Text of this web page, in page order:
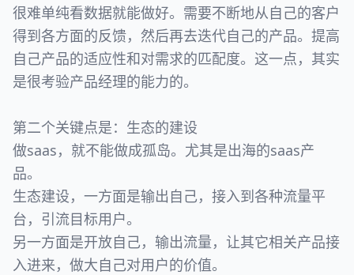
很难单纯看数据就能做好。需要不断地从自己的客户
得到各方面的反馈，然后再去迭代自己的产品。提高
自己产品的适应性和对需求的匹配度。这一点，其实
是很考验产品经理的能力的。
第二个关键点是：生态的建设
做saas，就不能做成孤岛。尤其是出海的saas产
品。
生态建设，一方面是输出自己，接入到各种流量平
台，引流目标用户。
另一方面是开放自己，输出流量，让其它相关产品接
入进来，做大自己对用户的价值。